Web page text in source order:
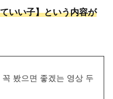
いい子】という内容が
봤으면 좋겠는 영상 두